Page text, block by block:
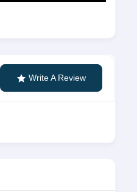
Write A Review